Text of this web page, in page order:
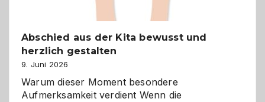
Abschied aus der Kita bewusst und
herzlich gestalten
9. Juni 2026
Warum dieser Moment besondere
Aufmerksamkeit verdient Wenn die